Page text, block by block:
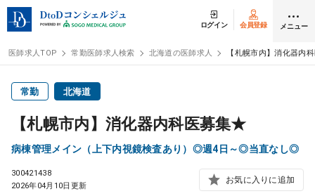
ログイン 会員登録 メニュー
医師求人
常勤検索
医師求人TOP 常勤医師求人検索 北海道の医師求人 【札幌市内】消化器内
常勤 北海道
【札幌市内】消化器内科医募集★
病棟管理メイン（上下内視鏡検査あり）◎週4日～◎当直なし◎
300421438
2026年04月10日更新
お気に入りに追加